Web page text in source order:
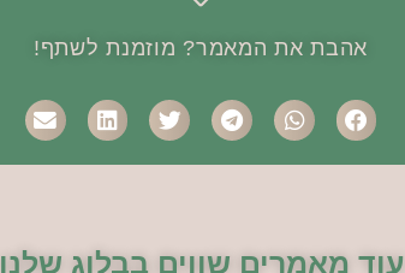
אהבת את המאמר? מוזמנת לשתף!
עוד מאמרים שווים בבלוג שלנו